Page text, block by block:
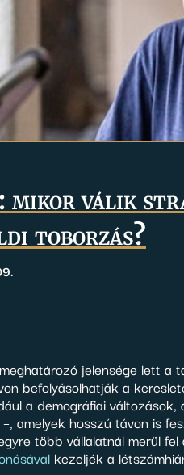
mikor válik
toborzás?
jelensége lett a
befolyásolhatják a
a demográfiai változások,
amelyek hosszú távon is
több vállalatnál merül fel
kezeljék a